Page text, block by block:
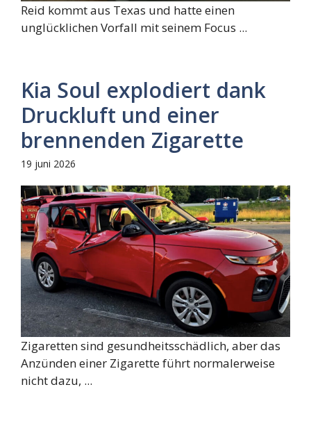
Reid kommt aus Texas und hatte einen
unglücklichen Vorfall mit seinem Focus ...
Kia Soul explodiert dank
Druckluft und einer
brennenden Zigarette
19 juni 2026
Zigaretten sind gesundheitsschädlich, aber das
Anzünden einer Zigarette führt normalerweise
nicht dazu, ...